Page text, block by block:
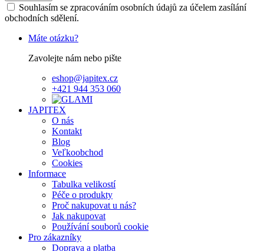
Souhlasím se zpracováním osobních údajů za účelem zasílání
obchodních sdělení.
Máte otázku?
Zavolejte nám nebo pište
eshop@japitex.cz
+421 944 353 060
JAPITEX
O nás
Kontakt
Blog
Veľkoobchod
Cookies
Informace
Tabulka velikostí
Péče o produkty
Proč nakupovat u nás?
Jak nakupovat
Používání souborů cookie
Pro zákazníky
Doprava a platba